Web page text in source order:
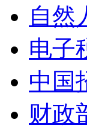
自然
电子
中国
财政